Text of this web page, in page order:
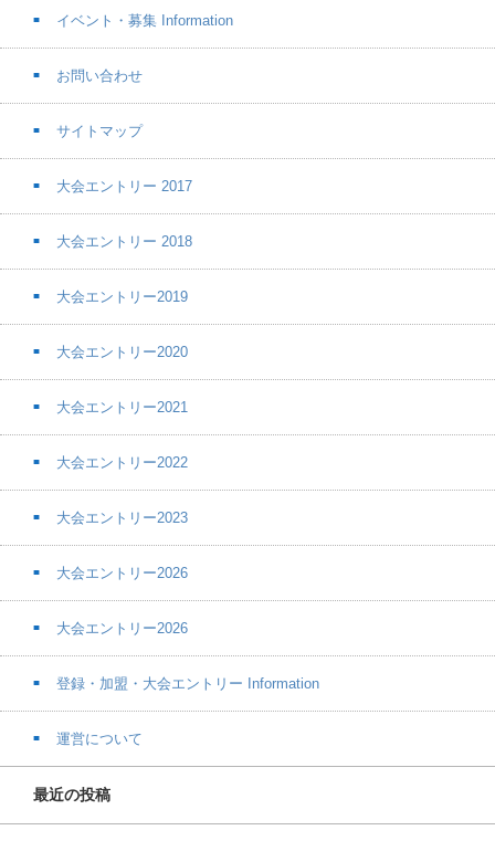
イベント・募集 Information
お問い合わせ
サイトマップ
大会エントリー 2017
大会エントリー 2018
大会エントリー2019
大会エントリー2020
大会エントリー2021
大会エントリー2022
大会エントリー2023
大会エントリー2026
大会エントリー2026
登録・加盟・大会エントリー Information
運営について
最近の投稿